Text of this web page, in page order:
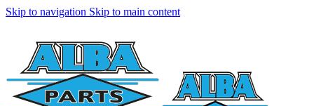
Skip to navigation Skip to main content